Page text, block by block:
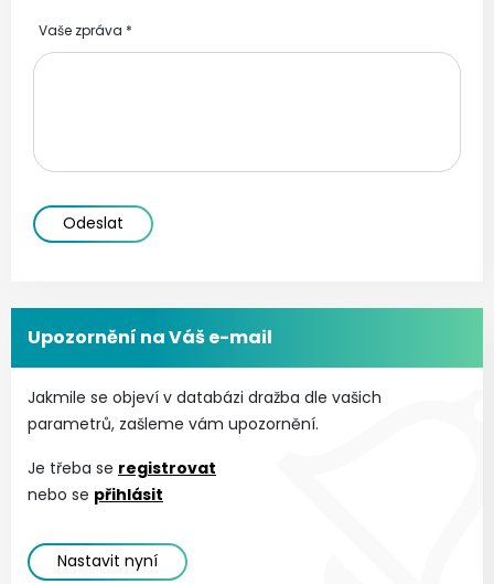
Upozornění na Váš e-mail
Jakmile se objeví v databázi dražba dle vašich
parametrů, zašleme vám upozornění.
Je třeba se registrovat
nebo se přihlásit
Nastavit nyní
Vaše zpráva *
Odeslat